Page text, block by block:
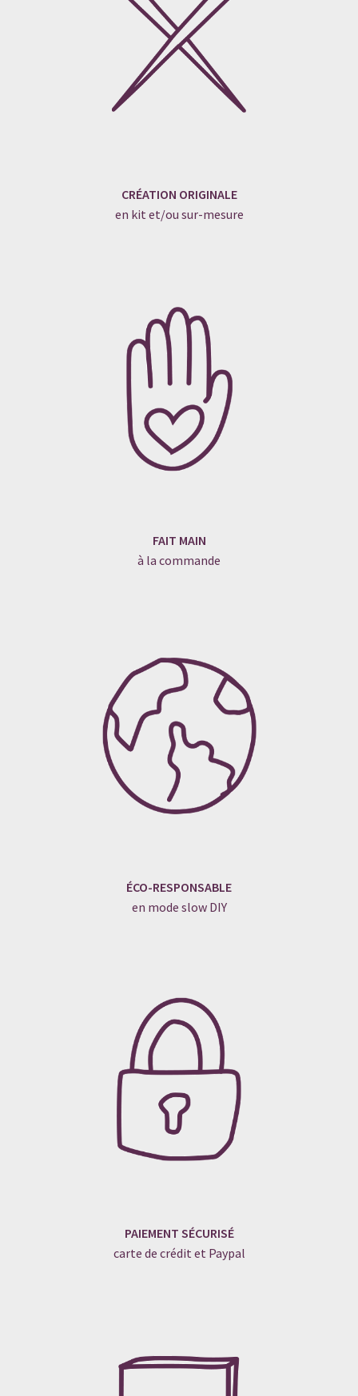
CRÉATION ORIGINALE
en kit et/ou sur-mesure
FAIT MAIN
à la commande
ÉCO-RESPONSABLE
en mode slow DIY
PAIEMENT SÉCURISÉ
carte de crédit et Paypal